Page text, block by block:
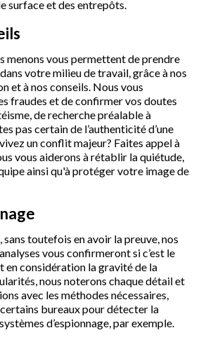
surface et des entrepôts.
menons vous permettent de prendre
votre milieu de travail, grâce à nos
et à nos conseils. Nous vous
fraudes et de confirmer vos doutes
de recherche préalable à
pas certain de l’authenticité d’une
un conflit majeur? Faites appel à
vous aiderons à rétablir la quiétude,
ainsi qu'à protéger votre image de
sans toutefois en avoir la preuve, nos
vous confirmeront si c’est le
en considération la gravité de la
nous noterons chaque détail et
avec les méthodes nécessaires,
bureaux pour détecter la
d’espionnage, par exemple.